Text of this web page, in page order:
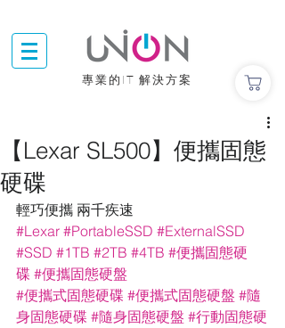
專業的IT 解決方案
【Lexar SL500】便攜固態
硬碟
輕巧便攜 兩千疾速
#Lexar #PortableSSD #ExternalSSD
#SSD #1TB #2TB #4TB #便攜固態硬
碟 #便攜固態硬盤
#便攜式固態硬碟 #便攜式固態硬盤 #隨
身固態硬碟 #隨身固態硬盤 #行動固態硬